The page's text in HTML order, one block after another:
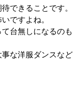
できることです。
ですよね。
台無しになるのも
な洋服ダンスなど